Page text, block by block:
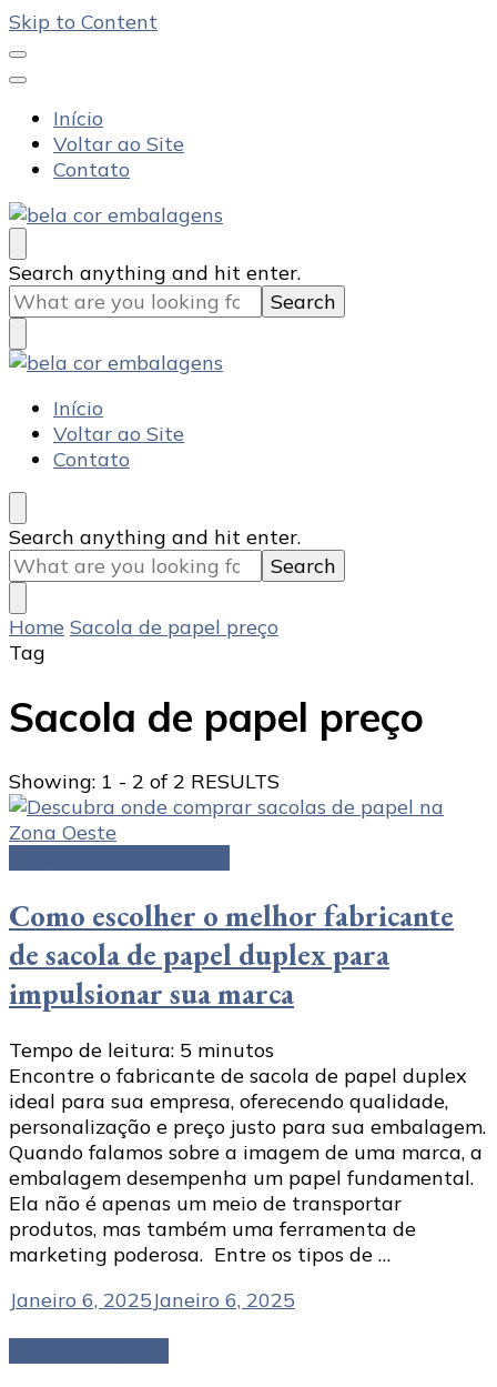
Skip to Content
Início
Voltar ao Site
Contato
Bela Cor Embalagens
Blog
Looking
for
Something?
Search anything and hit enter.
Bela Cor Embalagens
Blog
Início
Voltar ao Site
Contato
Looking
for
Something?
Search anything and hit enter.
Home Sacola de papel preço
Tag
Sacola de papel preço
Showing: 1 - 2 of 2 RESULTS
Como escolher o melhor fabricante
de sacola de papel duplex para
impulsionar sua marca
Tempo de leitura: 5 minutos
Encontre o fabricante de sacola de papel duplex
ideal para sua empresa, oferecendo qualidade,
personalização e preço justo para sua embalagem.
Quando falamos sobre a imagem de uma marca, a
embalagem desempenha um papel fundamental.
Ela não é apenas um meio de transportar
produtos, mas também uma ferramenta de
marketing poderosa. Entre os tipos de …
Janeiro 6, 2025Janeiro 6, 2025